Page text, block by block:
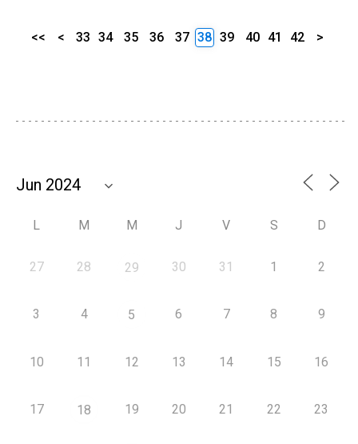
<< < 33 34 35 36 37 38 39 40 41 42 >
L M M J V S D
27 28 29 30 31 1 2
3 4 5 6 7 8 9
10 11 12 13 14 15 16
17 18 19 20 21 22 23